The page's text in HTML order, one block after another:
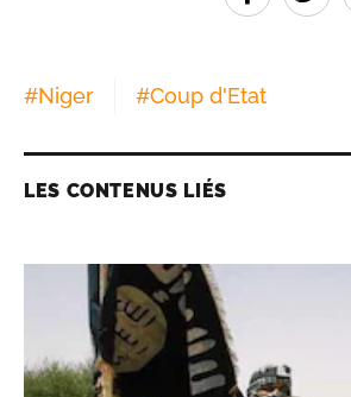
#Niger #Coup d'Etat
LES CONTENUS LIÉS